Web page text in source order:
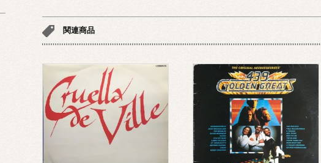
関連商品